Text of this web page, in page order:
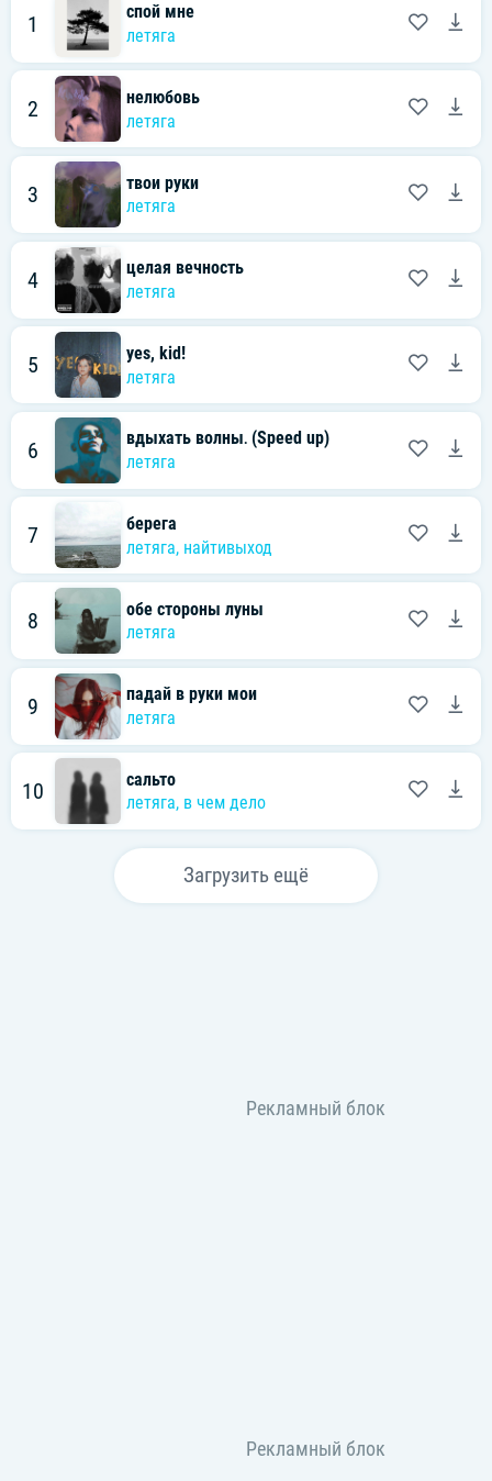
1
спой мне
летяга
2
нелюбовь
летяга
3
твои руки
летяга
4
целая вечность
летяга
5
yes, kid!
летяга
6
вдыхать волны․ (Speed up)
летяга
7
берега
летяга, найтивыход
8
обе стороны луны
летяга
9
падай в руки мои
летяга
10
сальто
летяга, в чем дело
Загрузить ещё